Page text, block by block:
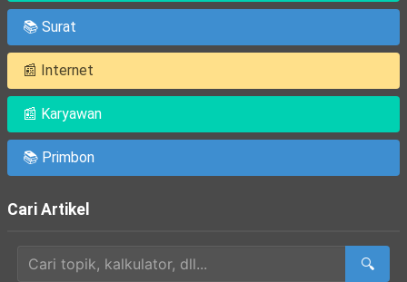
📚 Surat
📰 Internet
📰 Karyawan
📚 Primbon
Cari Artikel
🔍